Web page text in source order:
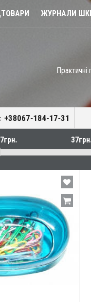
ЖУРНАЛИ
Практичні
+38067-184-17-31